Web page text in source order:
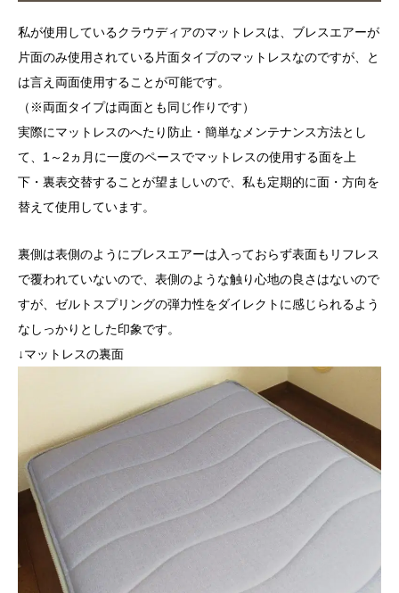
私が使用しているクラウディアのマットレスは、ブレスエアーが
片面のみ使用されている片面タイプのマットレスなのですが、と
は言え両面使用することが可能です。
（※両面タイプは両面とも同じ作りです）
実際にマットレスのへたり防止・簡単なメンテナンス方法とし
て、1～2ヵ月に一度のペースでマットレスの使用する面を上
下・裏表交替することが望ましいので、私も定期的に面・方向を
替えて使用しています。
裏側は表側のようにブレスエアーは入っておらず表面もリフレス
で覆われていないので、表側のような触り心地の良さはないので
すが、ゼルトスプリングの弾力性をダイレクトに感じられるよう
なしっかりとした印象です。
↓マットレスの裏面